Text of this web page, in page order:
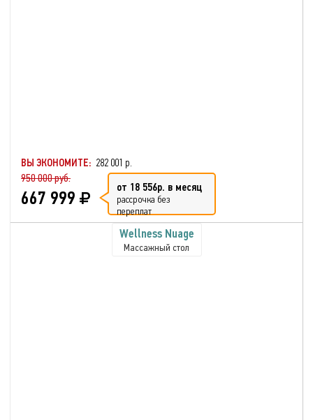
ВЫ ЭКОНОМИТЕ: 282 001 р.
950 000 руб.
667 999 от 18 556р. в месяц
рассрочка без
переплат
Wellness Nuage
Массажный стол